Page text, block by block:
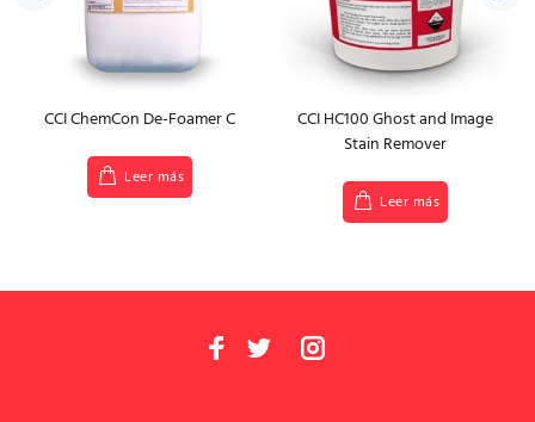
CCI ChemCon De-Foamer C
Leer más
CCI HC100 Ghost and Image
Stain Remover
Leer más